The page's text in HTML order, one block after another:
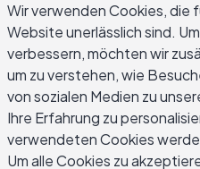
Die Debatte über AI-
menschliches Schreiben
Stadium längst
Einzelne Creator und
KI-Tools täglich neben
und die Frage hat sich
KI schreiben kann,
Wir verwenden Cookies, die
Website unerlässlich sind.
verbessern, möchten wir
um zu verstehen, wie
von sozialen Medien zu
Ihre Erfahrung zu
verwendeten Cookies
Um alle Cookies zu